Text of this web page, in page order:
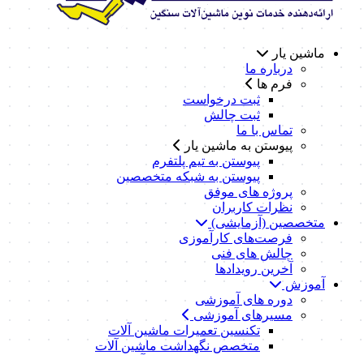
ماشین یار
درباره ما
فرم ها
ثبت درخواست
ثبت چالش
تماس با ما
پیوستن به ماشین یار
پیوستن به تیم پلتفرم
پیوستن به شبکه متخصصین
پروژه های موفق
نظرات کاربران
متخصصین (آزمایشی)
فرصت‌های کارآموزی
چالش های فنی
آخرین رویدادها
آموزش
دوره های آموزشی
مسیرهای آموزشی
تکنسین تعمیرات ماشین آلات
متخصص نگهداشت ماشین آلات